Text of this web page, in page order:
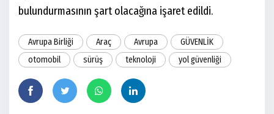
bulundurmasının şart olacağına işaret edildi.
Avrupa Birliği Araç Avrupa
GÜVENLİK
otomobil
sürüş teknoloji yol güvenliği